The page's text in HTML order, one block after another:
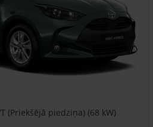
(Priekšējā piedziņa) (68 kW)